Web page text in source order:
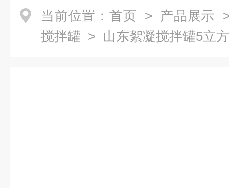
当前位置： 首页 > 产品展示
搅拌罐 > 山东絮凝搅拌罐5立